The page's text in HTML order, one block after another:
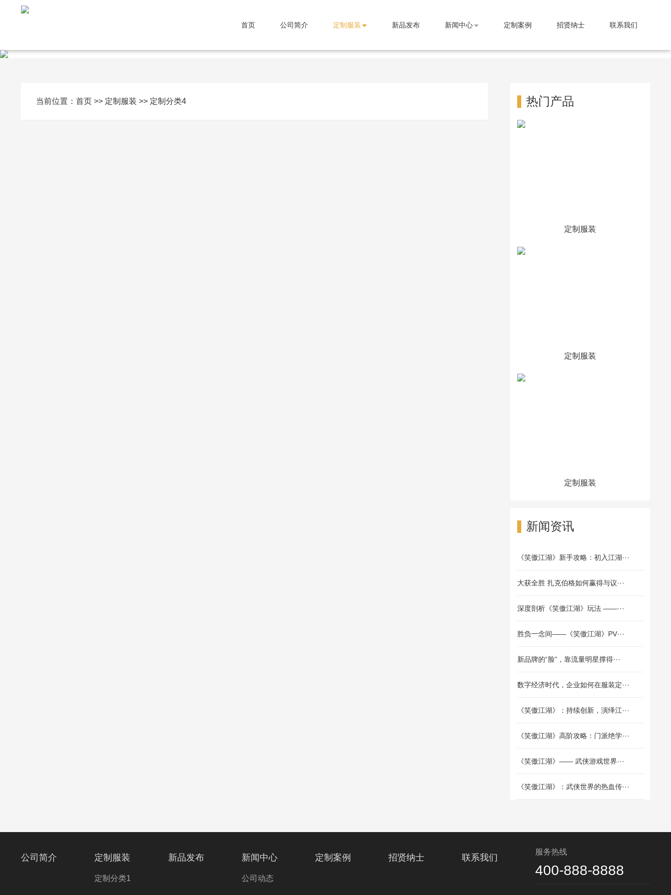
首页 公司简介 定制服装 新品发布 新闻中心 定制案例 招贤纳士 联系我们
当前位置： 首页 >> 定制服装 >> 定制分类4 热门产品
定制服装
定制服装
定制服装
新闻资讯
《笑傲江湖》新手攻略：初入江湖···
大获全胜 扎克伯格如何赢得与议···
深度剖析《笑傲江湖》玩法 ——···
胜负一念间——《笑傲江湖》PV···
新品牌的“脸”，靠流量明星撑得···
数字经济时代，企业如何在服装定···
《笑傲江湖》：持续创新，演绎江···
《笑傲江湖》高阶攻略：门派绝学···
《笑傲江湖》—— 武侠游戏世界···
《笑傲江湖》：武侠世界的热血传···
公司简介 定制服装
定制分类1
新品发布 新闻中心
公司动态
定制案例 招贤纳士 联系我们
服务热线
400-888-8888